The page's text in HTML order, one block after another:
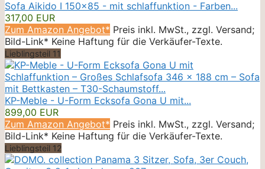
Sofa Aikido I 150x85 - mit schlaffunktion - Farben...
317,00 EUR
Zum Amazon Angebot* Preis inkl. MwSt., zzgl. Versand;
Bild-Link* Keine Haftung für die Verkäufer-Texte.
Lieblingsteil 11
KP-Meble - U-Form Ecksofa Gona U mit...
899,00 EUR
Zum Amazon Angebot* Preis inkl. MwSt., zzgl. Versand;
Bild-Link* Keine Haftung für die Verkäufer-Texte.
Lieblingsteil 12